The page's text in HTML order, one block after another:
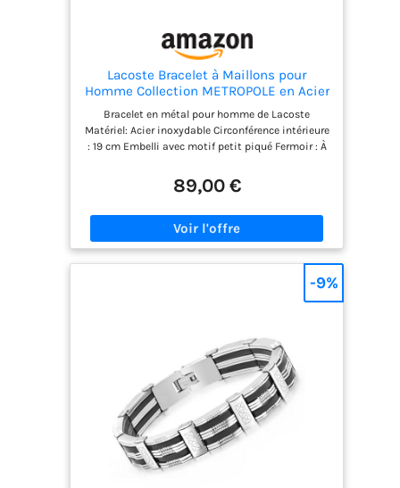
Lacoste Bracelet à Maillons pour
Homme Collection METROPOLE en Acier
Inoxydable Embelli avec Motif Petit
Piqué - 2040117
Bracelet en métal pour homme de Lacoste
Matériel: Acier inoxydable Circonférence intérieure
: 19 cm Embelli avec motif petit piqué Fermoir : À
89,00 €
-9%